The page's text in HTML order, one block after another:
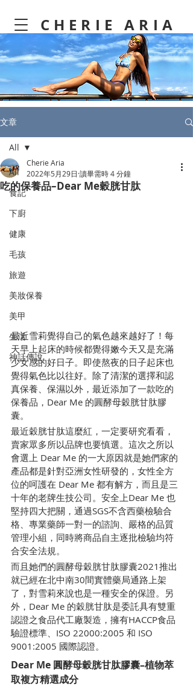
CHERIE ARIA
文章
All
食記
下廚
健康
毛孩
旅遊
美妝保養
美甲
生活
神話傳說
All
吃的保養品–Dear Me穀胱甘肽
Cherie Aria
2022年5月29日 讀畢需時 4 分鐘
最近雪莉覺得自己的氣色越來越好了！每
天早上起床的時候都覺得嫩今天又是充滿
少女感的好日子。即使熬夜的日子起床也
覺得氣色比以往好。除了清潔的選擇和認
真保養、保濕以外，最近添加了一款吃的
保養品，Dear Me 的圓酵母穀胱甘肽膠
囊。
最近穀胱甘肽這麼紅，一定要研究看看，
賣家眾多所以品牌也要慎選。這次之所以
會選上 Dear Me 的一大原因就是她們家的
產品都是針對亞洲女性研發的，女性全方
位的呵護在 Dear Me 都有解方，而且是三
十年的老牌生技公司。安全上Dear Me 也
堅持四大把關，通過SGS不含西藥檢驗合
格、專業藥師一對一的諮詢、嚴格的品質
管理小組，同時將商品自主逐批檢驗均符
合安全法規。
而且她們的圓酵母穀胱甘肽膠囊2021推出
就已經在北中南30間實體藥局通路上架
了，對雪莉來說也是一種安全的保證。另
外，Dear Me 的穀胱甘肽是委託具有雙重
認證之食品代工廠製造，擁有HACCP食品
驗證標準、ISO 22000:2005 和 ISO
9001:2005 國際認證。
Dear Me 圓酵母穀胱甘肽膠囊–植物萃
取複方精選成分